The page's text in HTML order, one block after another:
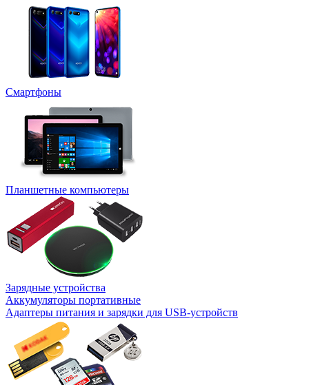
Смартфоны
Планшетные компьютеры
Зарядные устройства
Аккумуляторы портативные
Адаптеры питания и зарядки для USB-устройств